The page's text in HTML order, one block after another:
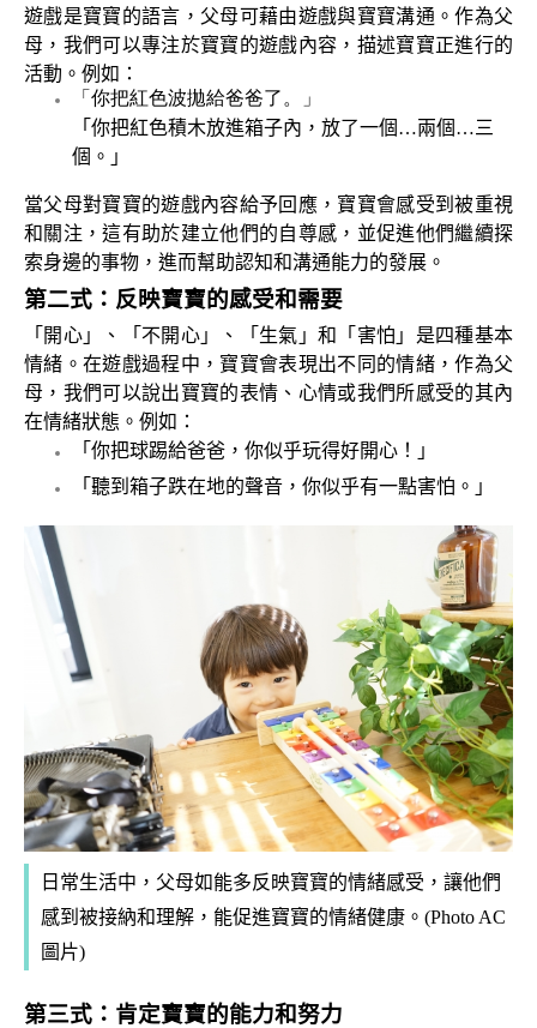
遊戲是寶寶的語言，父母可藉由遊戲與寶寶溝通。作為父
母，我們可以專注於寶寶的遊戲內容，描述寶寶正進行的
活動。例如：
「你把紅色波拋給爸爸了。」
「你把紅色積木放進箱子內，放了一個…兩個…三
個。」
當父母對寶寶的遊戲內容給予回應，寶寶會感受到被重視
和關注，這有助於建立他們的自尊感，並促進他們繼續探
索身邊的事物，進而幫助認知和溝通能力的發展。
第二式： 反映寶寶的感受和需要
「開心」、「不開心」、「生氣」和「害怕」是四種基本
情緒。在遊戲過程中，寶寶會表現出不同的情緒，作為父
母，我們可以說出寶寶的表情、心情或我們所感受的其內
在情緒狀態。例如：
「你把球踢給爸爸，你似乎玩得好開心！」
「聽到箱子跌在地的聲音，你似乎有一點害怕。」
日常生活中，父母如能多反映寶寶的情緒感受，讓他們
感到被接納和理解，能促進寶寶的情緒健康。(Photo AC
圖片)
第三式： 肯定寶寶的能力和努力